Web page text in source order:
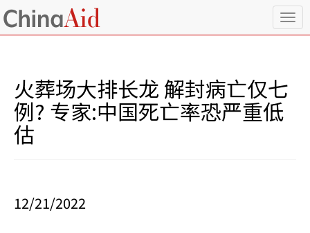
T
o
e
火葬场大排长龙 解封病亡仅七
例? 专家:中国死亡率恐严重低
估
12/21/2022